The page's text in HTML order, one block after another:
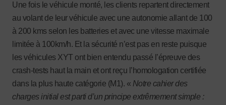
Une fois le véhicule monté, les clients repartent directement
au volant de leur véhicule avec une autonomie allant de 100
à 200 kms selon les batteries et avec une vitesse maximale
limitée à 100km/h. Et la sécurité n’est pas en reste puisque
les véhicules XYT ont bien entendu passé l’épreuve des
crash-tests haut la main et ont reçu l’homologation certifiée
dans la plus haute catégorie (M1). « Notre cahier des
charges initial est parti d’un principe extrêmement simple :